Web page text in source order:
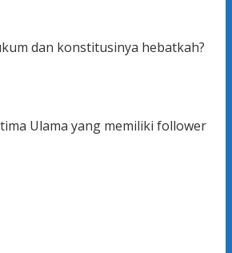
dan konstitusinya hebatkah?
Ulama yang memiliki follower